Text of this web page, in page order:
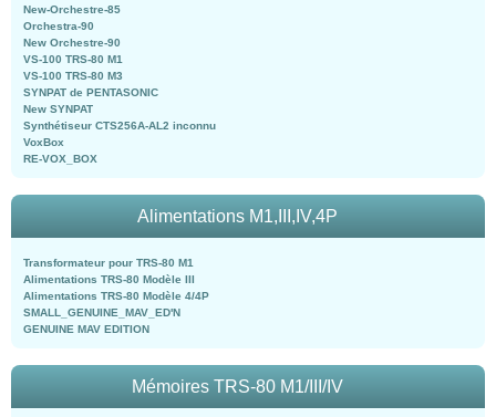
New-Orchestre-85
Orchestra-90
New Orchestre-90
VS-100 TRS-80 M1
VS-100 TRS-80 M3
SYNPAT de PENTASONIC
New SYNPAT
Synthétiseur CTS256A-AL2 inconnu
VoxBox
RE-VOX_BOX
Alimentations M1,III,IV,4P
Transformateur pour TRS-80 M1
Alimentations TRS-80 Modèle III
Alimentations TRS-80 Modèle 4/4P
SMALL_GENUINE_MAV_ED'N
GENUINE MAV EDITION
Mémoires TRS-80 M1/III/IV